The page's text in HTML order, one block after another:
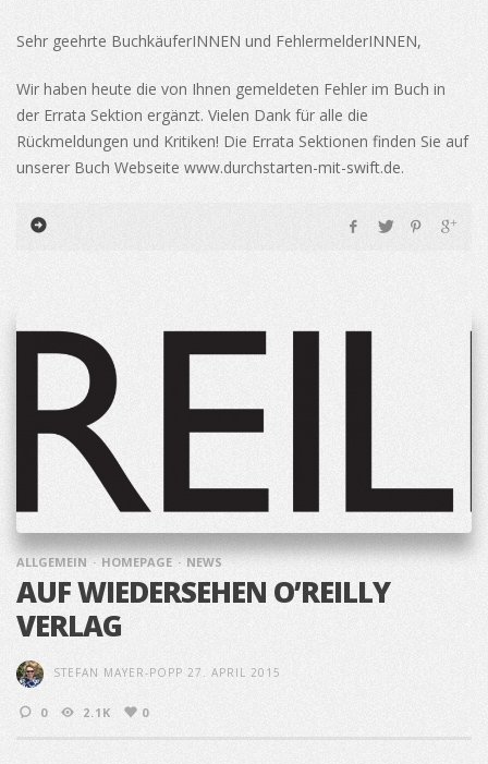
Sehr geehrte BuchkäuferINNEN und FehlermelderINNEN,
Wir haben heute die von Ihnen gemeldeten Fehler im Buch in
der Errata Sektion ergänzt. Vielen Dank für alle die
Rückmeldungen und Kritiken! Die Errata Sektionen finden Sie auf
unserer Buch Webseite www.durchstarten-mit-swift.de.
ALLGEMEIN HOMEPAGE NEWS
AUF WIEDERSEHEN O’REILLY
VERLAG
STEFAN MAYER-POPP 27. APRIL 2015
0 2.1K 0